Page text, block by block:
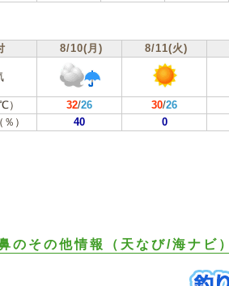
8/10(月) 8/11(火)
32/26 30/26
）
40 0
のその他情報（天なび/海ナビ）